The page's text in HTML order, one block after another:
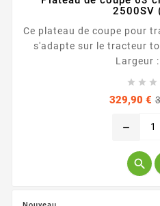
2500SV
Ce plateau de coupe pour
s'adapte sur le tracteur
Largeur
  
329,90 €
remove
